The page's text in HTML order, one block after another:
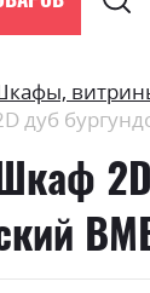
дуб